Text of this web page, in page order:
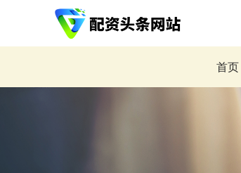
首页